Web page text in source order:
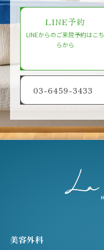
LINE予約
LINEからのご来院予約はこち
らから
03-6459-3433
美容外科